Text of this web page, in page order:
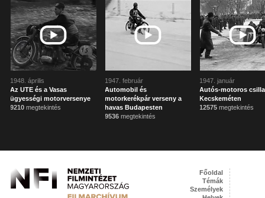
1948. április
Az UTE és a Vasas
ügyességi motorversenye
9210 megtekintés
1947. február
Automobil és
motorkerékpár verseny a
havas Budapesten
9536 megtekintés
1947. január
Autós-motoros
Kecskeméten
12575 megtekintés
Főoldal
Témák
Személyek